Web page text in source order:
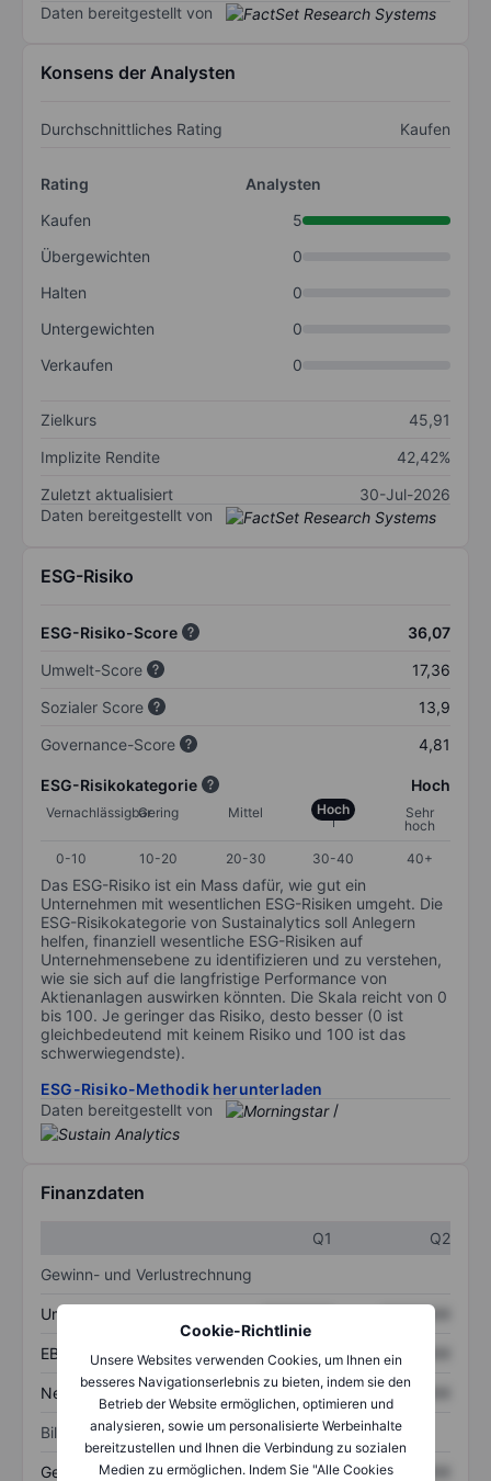
Cookie-Richtlinie
Unsere Websites verwenden Cookies, um Ihnen ein
besseres Navigationserlebnis zu bieten, indem sie den
Betrieb der Website ermöglichen, optimieren und
analysieren, sowie um personalisierte Werbeinhalte
bereitzustellen und Ihnen die Verbindung zu sozialen
Medien zu ermöglichen. Indem Sie "Alle Cookies
Daten bereitgestellt von
Konsens der Analysten
Durchschnittliches Rating Kaufen
Rating
Analysten
Kaufen
5
Übergewichten
0
Halten
0
Untergewichten
0
Verkaufen
0
Zielkurs
45,91
Implizite Rendite
42,42%
Zuletzt aktualisiert
30-Jul-2026
Daten bereitgestellt von
ESG-Risiko
ESG-Risiko-Score
36,07
Umwelt-Score
17,36
Sozialer Score
13,9
Governance-Score
4,81
ESG-Risikokategorie Hoch
VernachlässigbarGering Mittel Hoch
Sehr
hoch
0-10
10-20 20-30 30-40 40+
Das ESG-Risiko ist ein Mass dafür, wie gut ein
Unternehmen mit wesentlichen ESG-Risiken umgeht. Die
ESG-Risikokategorie von Sustainalytics soll Anlegern
helfen, finanziell wesentliche ESG-Risiken auf
Unternehmensebene zu identifizieren und zu verstehen,
wie sie sich auf die langfristige Performance von
Aktienanlagen auswirken könnten. Die Skala reicht von 0
bis 100. Je geringer das Risiko, desto besser (0 ist
gleichbedeutend mit keinem Risiko und 100 ist das
schwerwiegendste).
ESG-Risiko-Methodik herunterladen
Daten bereitgestellt von
/
Finanzdaten
Q1
Q2
Gewinn- und Verlustrechnung
Umsatz XXXXXXX
EBITDA XXXXXXX XXXXXXX
Nettoeinkommen XXXXXXX XXXXXXX
Bilanz
Gesamtvermögen XXXXXXX XXXXXXX